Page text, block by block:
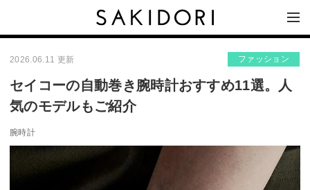
2026.06.11 更新 ファッション
セイコーの自動巻き腕時計おすすめ11選。人
気のモデルもご紹介
腕時計